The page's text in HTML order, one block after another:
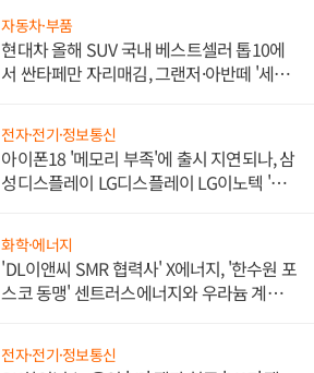
자동차·부품
현대차 올해 SUV 국내 베스트셀러 톱10에
서 싼타페만 자리매김, 그랜저·아반떼 '세단
전자·전기·정보통신
아이폰18 '메모리 부족'에 출시 지연되나, 삼
성디스플레이 LG디스플레이 LG이노텍 '탈
화학·에너지
'DL이앤씨 SMR 협력사' X에너지, '한수원 포
스코 동맹' 센트러스에너지와 우라늄 계약
전자·전기·정보통신